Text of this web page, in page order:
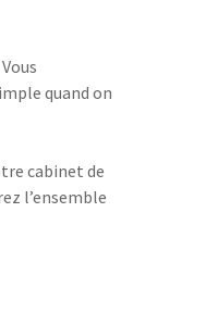
quand on
cabinet de
l’ensemble